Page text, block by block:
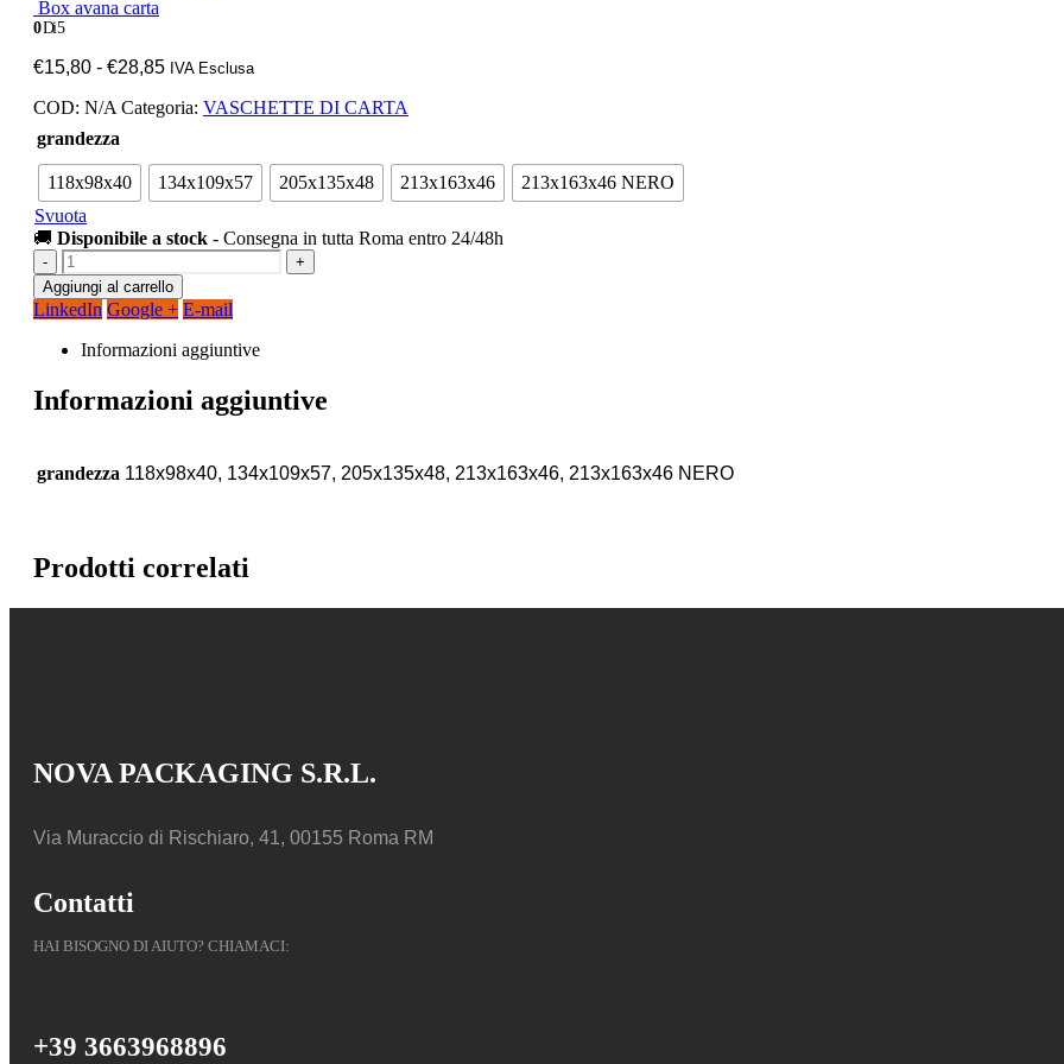
Box avana carta
0Di 5
€15,80 - €28,85Fascia
prezzo:
a
€28,85
IVA Esclusa
COD: N/A Categoria: VASCHETTE DI CARTA
grandezza
118x98x40 134x109x57 205x135x48 213x163x46
213x163x46 NERO
Svuota
🚚 Disponibile a stock - Consegna in tutta Roma entro 24/48h
-
+
Aggiungi al carrello
LinkedIn Google + E-mail
Informazioni aggiuntive
Informazioni aggiuntive
grandezza 118x98x40, 134x109x57, 205x135x48, 213x163x46, 213x163x46 NERO
Prodotti correlati
NOVA PACKAGING S.R.L.
Via Muraccio di Rischiaro, 41, 00155 Roma RM
Contatti
HAI BISOGNO DI AIUTO? CHIAMACI:
+39 3663968896